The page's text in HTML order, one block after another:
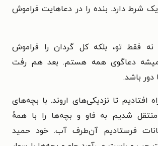
شرط دارد. بنده را در دعاهایت فراموش
فقط تو، بلکه کل گردان را فراموش
دعاگوی همه هستم. بعد هم رفت
دور باشد.
افتادیم تا نزدیکی‌های اروند. با بچه‌های
کربلا منتقل شدیم به فاو و بچه‌ها را با همهٔ
فرستادیم آن‌طرف آب. خود حمید